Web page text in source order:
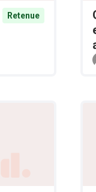
Retenue